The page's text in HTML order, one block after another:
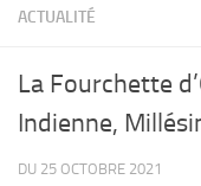
ACTUALITÉ
ACTUALITÉ
La Fourchette
Indienne,
DU 25 OCTOBRE 2021